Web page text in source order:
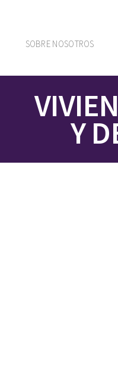
SOBRE NOSOTROS
Y